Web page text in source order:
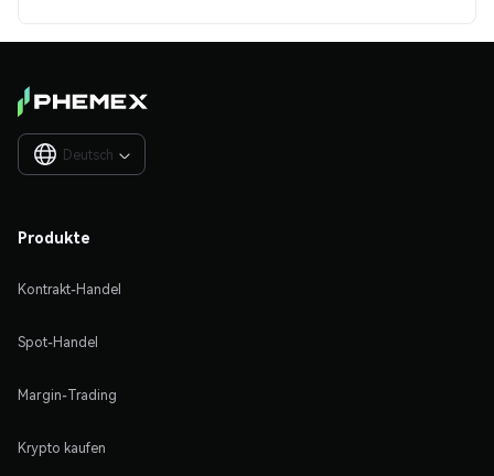
Deutsch 
Produkte
Kontrakt-Handel
Spot-Handel
Margin-Trading
Krypto kaufen